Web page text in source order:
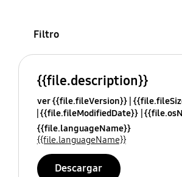
Filtro
{{file.description}}
ver {{file.fileVersion}}
{{file.fileModifiedDate}}
{{file.languageName}}
{{file.languageName}}
Descargar